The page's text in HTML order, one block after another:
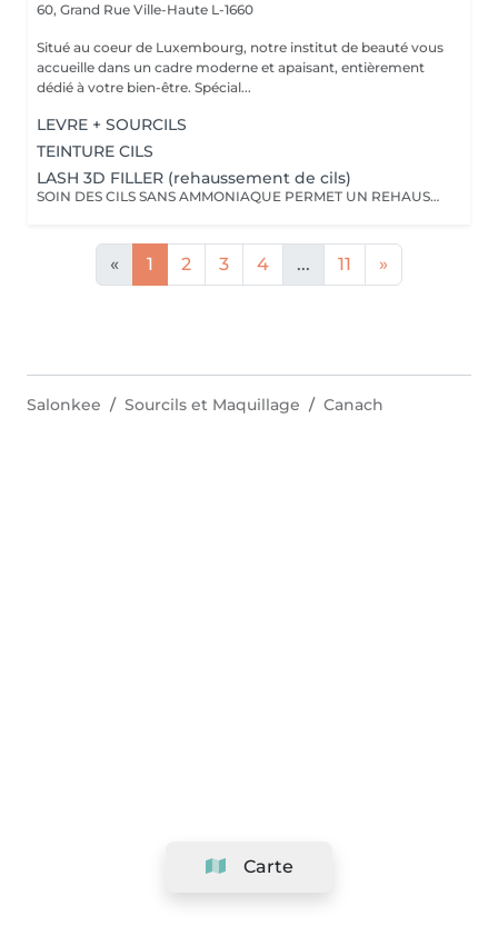
60, Grand Rue Ville-Haute L-1660
Situé au coeur de Luxembourg, notre institut de beauté vous
accueille dans un cadre moderne et apaisant, entièrement
dédié à votre bien-être. Spécial...
LEVRE + SOURCILS
TEINTURE CILS
LASH 3D FILLER (rehaussement de cils)
SOIN DES CILS SANS AMMONIAQUE PERMET UN REHAUSSEMENT DES CILS, ETOFFEMENT DU POIL, PENETRATION DE KERATINE EN PROFONDEUR, REPARATION DES CILS ENDOMMAGES, IDEAL POUR LES YEUX SENSIBLES, CILS FINS, CASSANTS + TEINTURE
« 1 2 3 4 ... 11 »
Carte
Salonkee Sourcils et Maquillage Canach